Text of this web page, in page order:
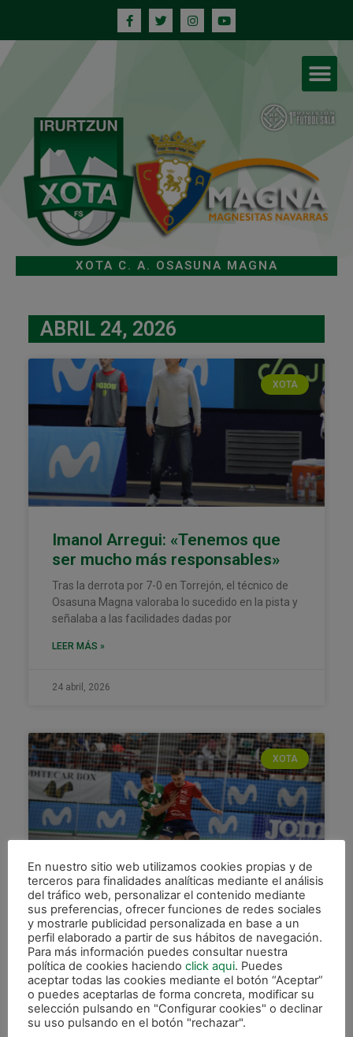
XOTA C. A. OSASUNA MAGNA
ABRIL 24, 2026
XOTA
Imanol Arregui: «Tenemos que
ser mucho más responsables»
Tras la derrota por 7-0 en Torrejón, el técnico de
Osasuna Magna valoraba lo sucedido en la pista y
señalaba a las facilidades dadas por
LEER MÁS »
24 abril, 2026
XOTA
Abultada derrota para un
Osasuna Magna que pagó caras
3 expulsiones
– Ángela Martínez – Tras la derrota ante el F.C.
Barcelona en Anaitasuna, Osasuna Magna
visitaba a Inter Movistar a domicilio en la jornada
26.
En nuestro sitio web utilizamos cookies propias y de
terceros para finalidades analíticas mediante el análisis
del tráfico web, personalizar el contenido mediante
sus preferencias, ofrecer funciones de redes sociales
y mostrarle publicidad personalizada en base a un
perfil elaborado a partir de sus hábitos de navegación.
Para más información puedes consultar nuestra
política de cookies haciendo click aqui. Puedes
aceptar todas las cookies mediante el botón “Aceptar”
o puedes aceptarlas de forma concreta, modificar su
selección pulsando en "Configurar cookies" o declinar
su uso pulsando en el botón "rechazar".